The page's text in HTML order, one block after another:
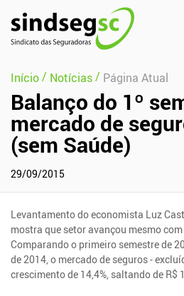
Pular Navegação (s)
Início/ Notícias/ Página Atual
Balanço do 1º
mercado de
(sem Saúde)
29/09/2015
Levantamento do economista Luz
mostra que setor avançou mesmo
Comparando o primeiro semestre de
de 2014, o mercado de seguros -
crescimento de 14,4%, saltando de R$